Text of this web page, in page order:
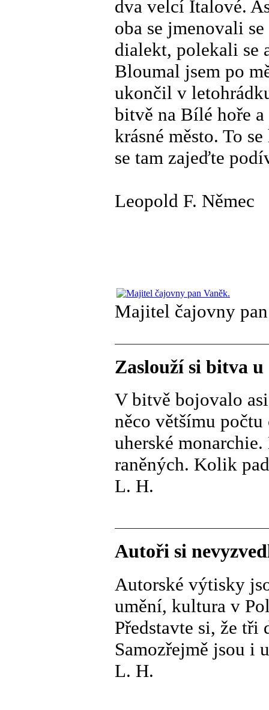
dva velcí Italové.
oba se jmenovali
dialekt, polekali se
Bloumal jsem po
ukončil v
bitvě na Bílé hoře a
krásné město. To
se tam zajeďte
Leopold F. Němec
Majitel čajovny
Zaslouží si bitva
V bitvě bojovalo
něco většímu
uherské
raněných. Kolik
L. H.
Autoři si
Autorské výtisky
umění, kultura v
Představte si, že
Samozřejmě jsou i
L. H.